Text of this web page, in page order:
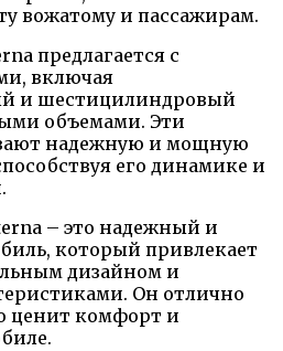
вожатому и пассажирам.
предлагается с
включая
и шестицилиндровый
объемами. Эти
надежную и мощную
его динамике и
– это надежный и
который привлекает
дизайном и
Он отлично
ценит комфорт и